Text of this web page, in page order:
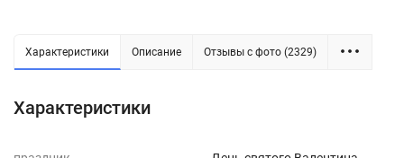
Характеристики Описание Отзывы с фото (2329)
Характеристики